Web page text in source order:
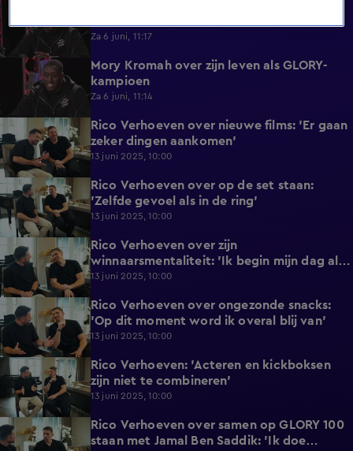
2:12
Za 6 juni, 11:17
2:44
Mory Kromah over zijn leven als GLORY-
kampioen
Za 6 juni, 11:14
0:48
Rico Verhoeven over nieuwe films: 'Er gaan
zeker dingen aankomen'
13 juni 2025, 10:00
1:26
Rico Verhoeven over op de set staan:
'Zelfde gevoel als in de ring'
13 juni 2025, 10:00
2:00
Rico Verhoeven over zijn
winnaarsmentaliteit: 'Ik begin mijn dag als
winnaar'
13 juni 2025, 10:00
2:08
Rico Verhoeven over ongezonde snacks:
'Op dit moment word ik overal blij van'
13 juni 2025, 10:00
1:10
Rico Verhoeven: 'Acteren en kickboksen
zijn niet te combineren'
13 juni 2025, 10:00
3:20
Rico Verhoeven over samen op GLORY 100
staan met Jamal Ben Saddik: 'Ik doe